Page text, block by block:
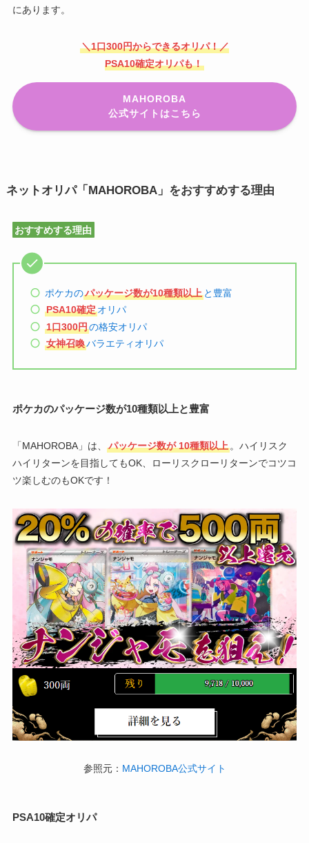
にあります。
＼1口300円からできるオリパ！／
PSA10確定オリパも！
MAHOROBA
公式サイトはこちら
ネットオリパ「MAHOROBA」をおすすめする理由
おすすめする理由
ポケカのパッケージ数が10種類以上 と豊富
PSA10確定オリパ
1口300円の格安オリパ
女神召喚バラエティオリパ
ポケカのパッケージ数が10種類以上と豊富
「MAHOROBA」は、 パッケージ数が 10種類以上。ハイリスク
ハイリターンを目指してもOK、ローリスクローリターンでコツコ
ツ楽しむのもOKです！
参照元： MAHOROBA公式サイト
PSA10確定オリパ